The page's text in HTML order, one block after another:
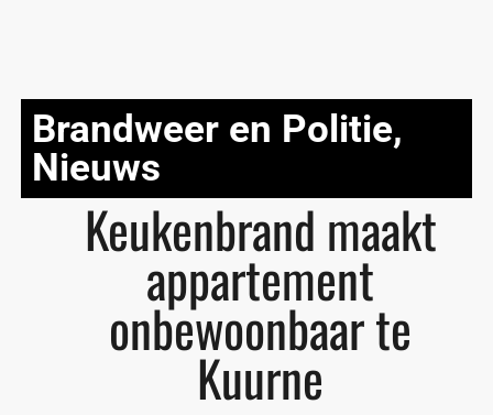
Brandweer en Politie,
Nieuws
Keukenbrand maakt
appartement
onbewoonbaar te
Kuurne